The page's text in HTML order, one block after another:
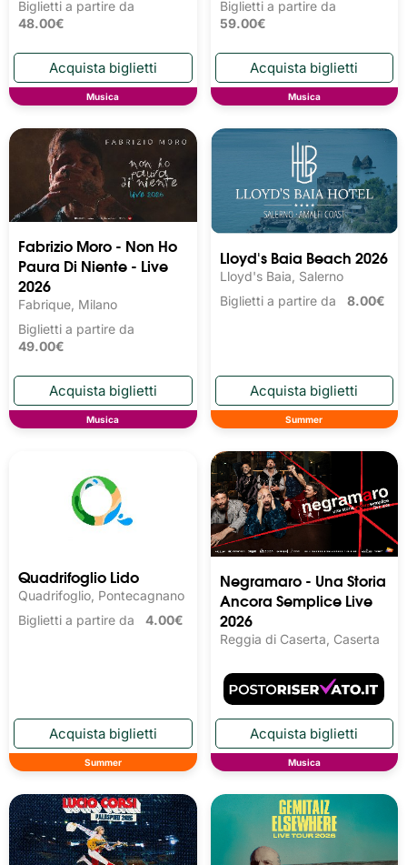
Biglietti a partire da
48.00€
Musica
Biglietti a partire da
59.00€
Musica
Fabrizio Moro - Non Ho
Paura Di Niente - Live
2026
Fabrique, Milano
Biglietti a partire da
49.00€
Musica
Lloyd's Baia Beach 2026
Lloyd's Baia, Salerno
Biglietti a partire da 8.00€
Summer
Quadrifoglio Lido
Quadrifoglio, Pontecagnano
Biglietti a partire da 4.00€
Summer
Negramaro - Una Storia
Ancora Semplice Live
2026
Reggia di Caserta, Caserta
Musica